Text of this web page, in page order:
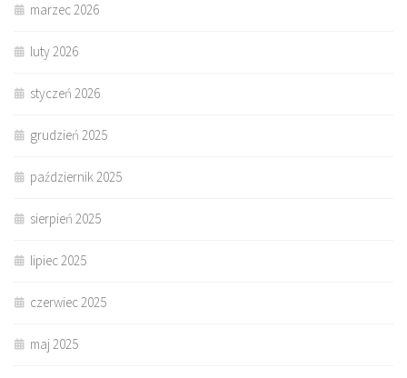
marzec 2026
luty 2026
styczeń 2026
grudzień 2025
październik 2025
sierpień 2025
lipiec 2025
czerwiec 2025
maj 2025